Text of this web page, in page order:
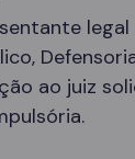
ao juiz